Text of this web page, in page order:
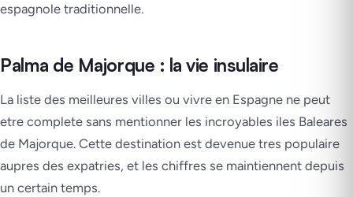
espagnole traditionnelle.
Palma de Majorque : la vie insulaire
La liste des meilleures villes ou vivre en Espagne ne peut
etre complete sans mentionner les incroyables iles Baleares
de Majorque. Cette destination est devenue tres populaire
aupres des expatries, et les chiffres se maintiennent depuis
un certain temps.